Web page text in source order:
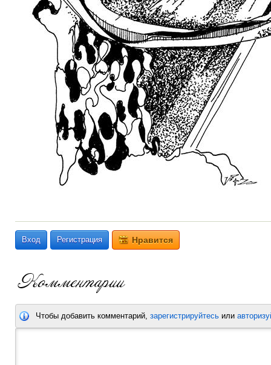
Вход Регистрация Нравится
Чтобы добавить комментарий, зарегистрируйтесь или